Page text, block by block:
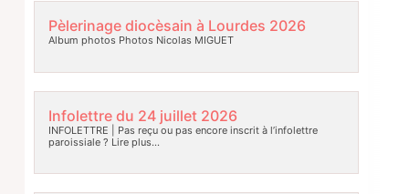
Pèlerinage diocèsain à Lourdes 2026
Album photos Photos Nicolas MIGUET
Infolettre du 24 juillet 2026
INFOLETTRE | Pas reçu ou pas encore inscrit à l’infolettre
paroissiale ? Lire plus…